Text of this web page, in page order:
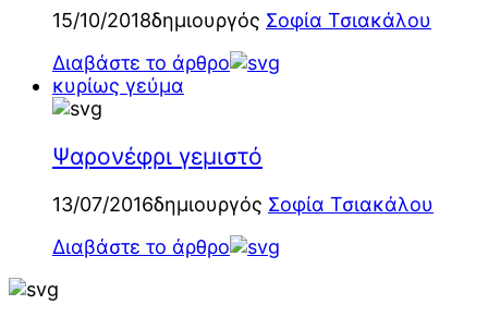
15/10/2018δημιουργός Σοφία Τσιακάλου
Διαβάστε το άρθρο
κυρίως γεύμα
Ψαρονέφρι γεμιστό
13/07/2016δημιουργός Σοφία Τσιακάλου
Διαβάστε το άρθρο